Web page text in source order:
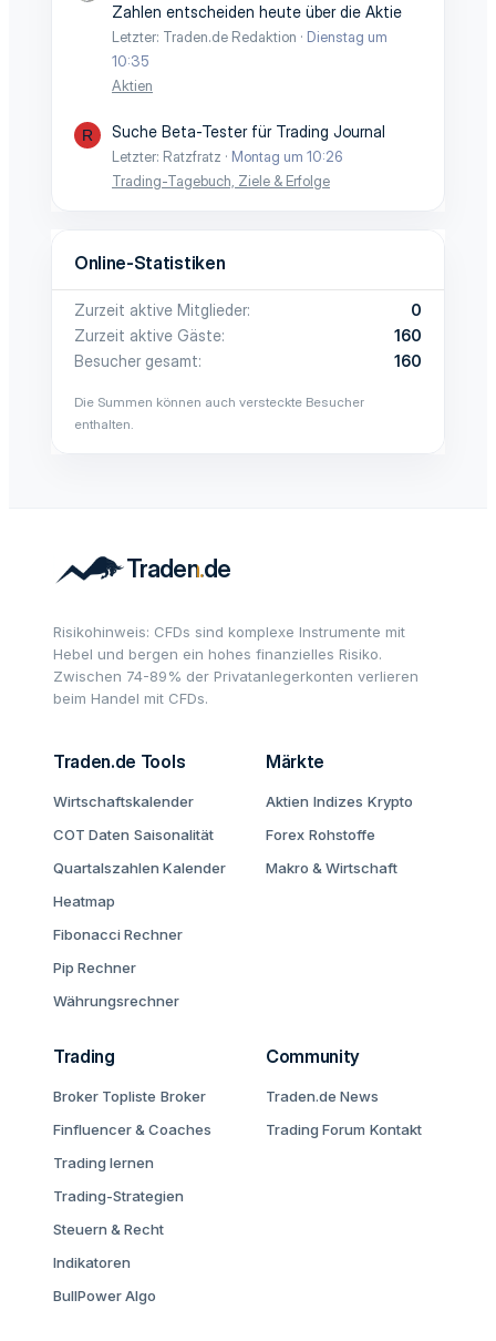
Zahlen entscheiden heute über die Aktie
Letzter: Traden.de Redaktion
Dienstag um
10:35
Aktien
R Suche Beta-Tester für Trading Journal
Letzter: Ratzfratz
Montag um 10:26
Trading-Tagebuch, Ziele & Erfolge
Online-Statistiken
Zurzeit aktive Mitglieder
0
Zurzeit aktive Gäste
160
Besucher gesamt
160
Die Summen können auch versteckte Besucher
enthalten.
Risikohinweis: CFDs sind komplexe Instrumente mit
Hebel und bergen ein hohes finanzielles Risiko.
Zwischen 74-89% der Privatanlegerkonten verlieren
beim Handel mit CFDs.
Traden.de Tools
Wirtschaftskalender
COT Daten Saisonalität
Quartalszahlen Kalender
Heatmap
Fibonacci Rechner
Pip Rechner
Währungsrechner
Märkte
Aktien Indizes Krypto
Forex Rohstoffe
Makro & Wirtschaft
Trading
Broker Topliste Broker
Finfluencer & Coaches
Trading lernen
Trading-Strategien
Steuern & Recht
Indikatoren
BullPower Algo
Community
Traden.de News
Trading Forum Kontakt